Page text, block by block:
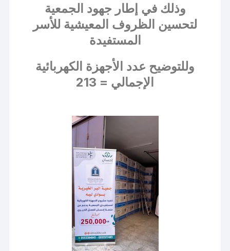
وذلك في إطار جهود الجمعية
لتحسين الظروف المعيشية للأسر
المستفيدة
وللتوضيح عدد الأجهزة الكهربائية
الإجمالي = 213